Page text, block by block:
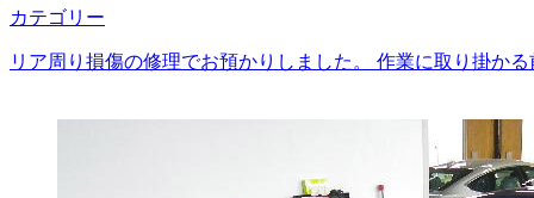
カテゴリー
リア周り損傷の修理でお預かりしました。 作業に取り掛か